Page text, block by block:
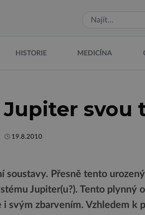
HISTORIE MEDICÍNA
svou
19.8.2010
soustavy. Přesně tento
Jupiter(u?). Tento
i svým zbarvením. Vzhledem k